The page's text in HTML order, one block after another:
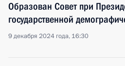
Образован Совет при
государственной
9 декабря 2024 года, 16:30